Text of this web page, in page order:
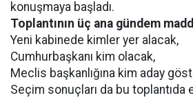
konuşmaya başladı.
Toplantının üç ana gündem
Yeni kabinede kimler yer alacak,
Cumhurbaşkanı kim olacak,
Meclis başkanlığına kim aday
Seçim sonuçları da bu toplantıda